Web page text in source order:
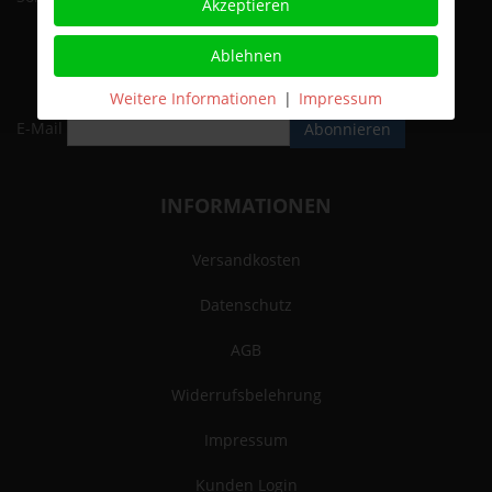
NEWSLETTER
E-Mail Abonnieren
INFORMATIONEN
Versandkosten
Datenschutz
AGB
Widerrufsbelehrung
Impressum
Kunden Login
Akzeptieren
Ablehnen
Weitere Informationen | Impressum